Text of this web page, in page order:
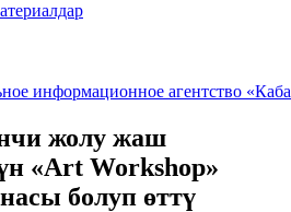
жолу жаш
«Art Workshop»
болуп өттү